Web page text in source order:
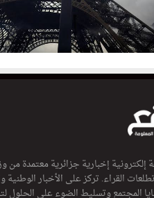
إخبارية جزائرية معتمدة من
القراء. تركز على الأخبار الوطنية
المجتمع وتسليط الضوء على الحلول